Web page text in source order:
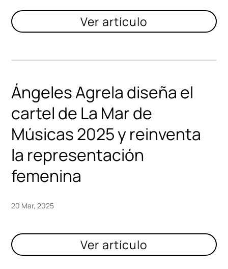
Ángeles Agrela diseña el
cartel de La Mar de
Músicas 2025 y reinventa
la representación
femenina
20 Mar, 2025